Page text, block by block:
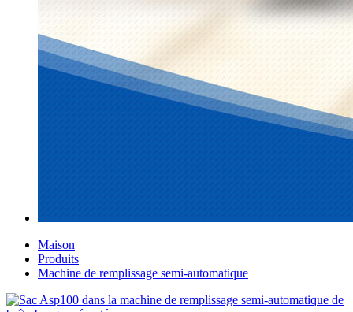
Maison
Produits
Machine de remplissage semi-automatique